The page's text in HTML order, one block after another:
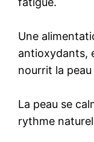
Une
antioxydants,
nourrit la peau
La peau se
rythme